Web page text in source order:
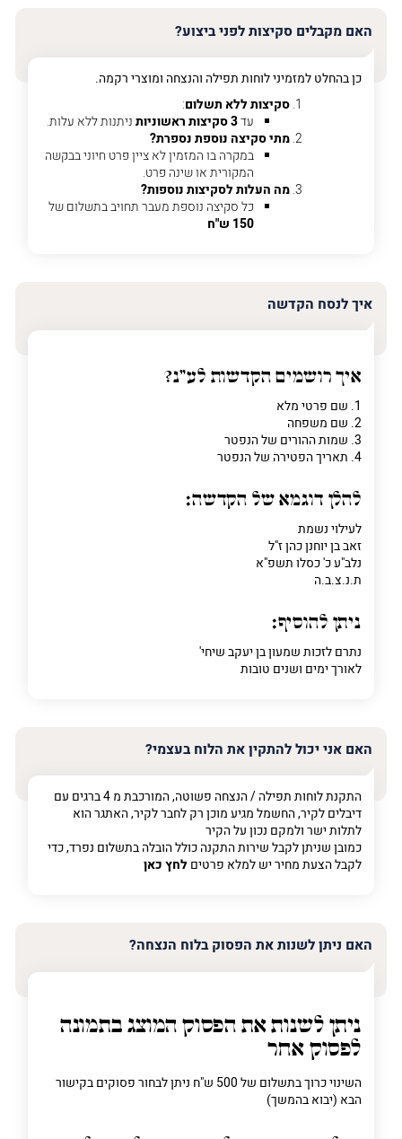
שלך
טלפון (חובה)
האם מקבלים סקיצות לפני ביצוע?
כן בהחלט למזמיני לוחות תפילה והנצחה ומוצרי רקמה.
סקיצות ללא תשלום:
עד3 סקיצות ראשוניות
ניתנות ללא עלות.
מתי סקיצה נוספת נספרת?
במקרה בו המזמין לא ציין פרט חיוני בבקשה
המקורית או שינה פרט.
מה העלות לסקיצות נוספות?
כל סקיצה נוספת מעבר תחויב בתשלום של
150 ש"ח
איך לנסח הקדשה
איך רושמים הקדשות לע"נ?
1. שם פרטי מלא
2. שם משפחה
3. שמות ההורים של הנפטר
4. תאריך הפטירה של הנפטר
להלן דוגמא של הקדשה:
לעילוי נשמת
זאב בן יוחנן כהן ז"ל
נלב"ע כ' כסלו תשפ"א
ת.נ.צ.ב.ה
ניתן להוסיף:
נתרם לזכות שמעון בן יעקב שיחי'
לאורך ימים ושנים טובות
האם אני יכול להתקין את הלוח בעצמי?
התקנת לוחות תפילה / הנצחה פשוטה, המורכבת מ 4 ברגים עם
דיבלים לקיר, החשמל מגיע מוכן רק לחבר לקיר, האתגר הוא
לתלות ישר ולמקם נכון על הקיר
כמובן שניתן לקבל שירות התקנה כולל הובלה בתשלום נפרד, כדי
לקבל הצעת מחיר יש למלא פרטים לחץ כאן
האם ניתן לשנות את הפסוק בלוח הנצחה?
ניתן לשנות את הפסוק המוצג בתמונה
לפסוק אחר
השינוי כרוך בתשלום של 500 ש"ח ניתן לבחור פסוקים בקישור
הבא (יבוא בהמשך)